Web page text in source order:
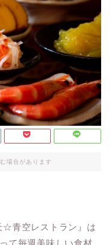
場合があります
☆青空レストラン』は